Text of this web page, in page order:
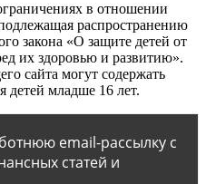
в отношении
распространению
закона «О защите детей от
их здоровью и развитию».
сайта могут содержать
младше 16 лет.
email-рассылку с
статей и